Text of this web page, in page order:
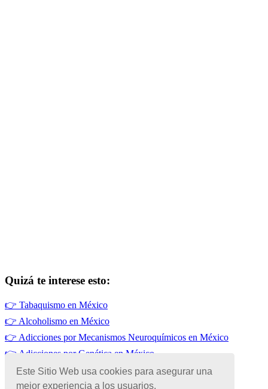
Este Sitio Web usa cookies para asegurar una
mejor experiencia a los usuarios.
Quizá te interese esto:
👉 Tabaquismo en México
👉 Alcoholismo en México
👉 Adicciones por Mecanismos Neuroquímicos en México
👉 Adicciones por Genética en México
👉Adicciones en México
👉Adicciones por Prescripción Médica en México